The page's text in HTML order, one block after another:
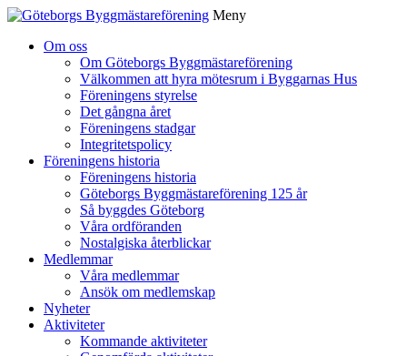
Meny
Om oss
Om Göteborgs Byggmästareförening
Välkommen att hyra mötesrum i Byggarnas Hus
Föreningens styrelse
Det gångna året
Föreningens stadgar
Integritetspolicy
Föreningens historia
Föreningens historia
Göteborgs Byggmästareförening 125 år
Så byggdes Göteborg
Våra ordföranden
Nostalgiska återblickar
Medlemmar
Våra medlemmar
Ansök om medlemskap
Nyheter
Aktiviteter
Kommande aktiviteter